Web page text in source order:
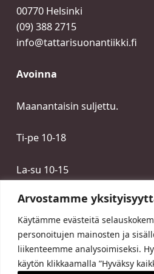
Arvostamme
Käytämme evästeitä
personoitujen mainosten ja
liikenteemme analysoimiseksi.
käytön klikkaamalla ”Hyväksy
00770 Helsinki
(09) 388 2715
info@tattarisuonantiikki.fi
Avoinna
Maanantaisin suljettu.
Ti-pe 10-18
La-su 10-15